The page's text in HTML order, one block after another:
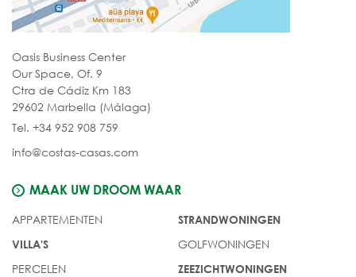
Oasis Business Center
Our Space, Of. 9
Ctra de Cádiz Km 183
29602 Marbella (Málaga)
Tel. +34 952 908 759
info@costas-casas.com
MAAK UW DROOM WAAR
APPARTEMENTEN
VILLA'S
PERCELEN
STRANDWONINGEN
GOLFWONINGEN
ZEEZICHTWONINGEN